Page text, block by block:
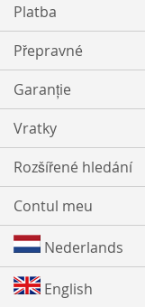
Platba
Přepravné
Garanție
Vratky
Rozšířené hledání
Contul meu
Nederlands
English